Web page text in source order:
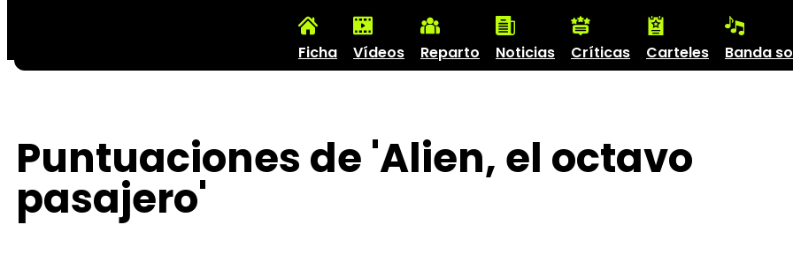
Ficha Vídeos Reparto Noticias Críticas Carteles Banda
Puntuaciones de 'Alien, el octavo
pasajero'